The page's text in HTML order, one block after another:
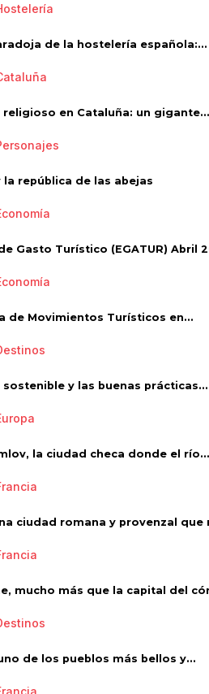
de la hostelería española:...
religioso en Cataluña: un gigante...
la república de las abejas
Gasto Turístico (EGATUR) Abril
de Movimientos Turísticos en...
y las buenas prácticas...
la ciudad checa donde el río...
ciudad romana y provenzal que
mucho más que la capital del
de los pueblos más bellos y...